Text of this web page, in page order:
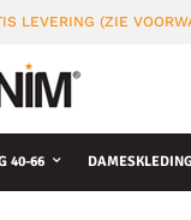
LEVERING (ZIE
40-66